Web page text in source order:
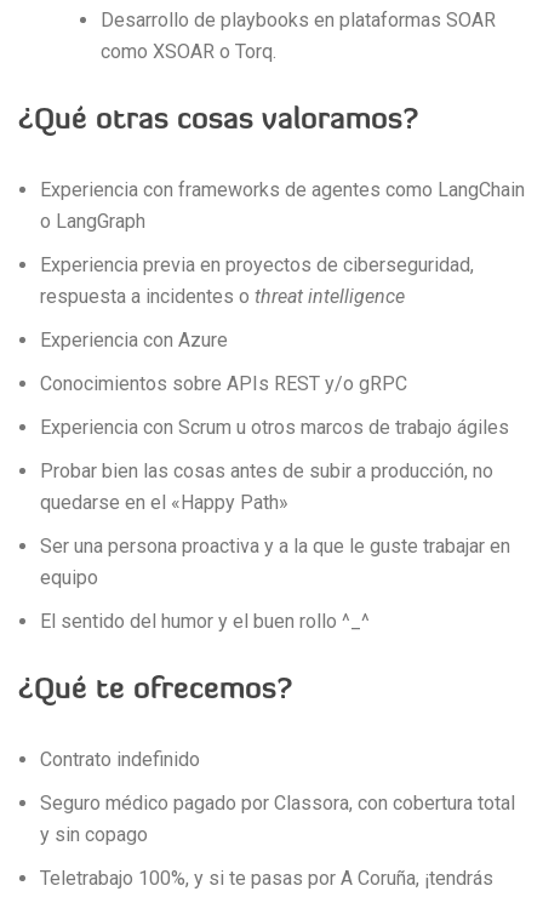
Desarrollo de playbooks en plataformas SOAR
como XSOAR o Torq.
¿Qué otras cosas valoramos?
Experiencia con frameworks de agentes como LangChain
o LangGraph
Experiencia previa en proyectos de ciberseguridad,
respuesta a incidentes o threat intelligence
Experiencia con Azure
Conocimientos sobre APIs REST y/o gRPC
Experiencia con Scrum u otros marcos de trabajo ágiles
Probar bien las cosas antes de subir a producción, no
quedarse en el «Happy Path»
Ser una persona proactiva y a la que le guste trabajar en
equipo
El sentido del humor y el buen rollo ^_^
¿Qué te ofrecemos?
Contrato indefinido
Seguro médico pagado por Classora, con cobertura total
y sin copago
Teletrabajo 100%, y si te pasas por A Coruña, ¡tendrás